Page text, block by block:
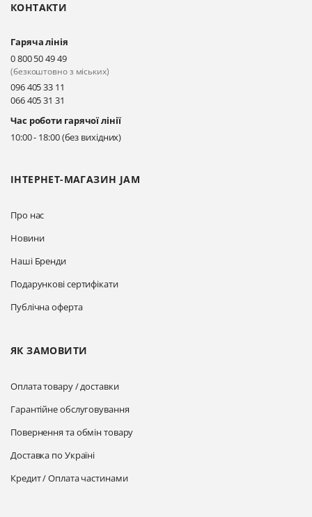
ІНТЕРНЕТ-МАГАЗИН JAM
Про нас
Новини
Наші Бренди
Подарункові сертифікати
Публічна оферта
ЯК ЗАМОВИТИ
Оплата товару / доставки
Гарантійне обслуговування
Повернення та обмін товару
Доставка по Україні
Кредит / Оплата частинами
КОНТАКТИ
Гаряча лінія
0 800 50 49 49
(безкоштовно з міських)
096 405 33 11
066 405 31 31
Час роботи гарячої лінії
10:00 - 18:00 (без вихідних)